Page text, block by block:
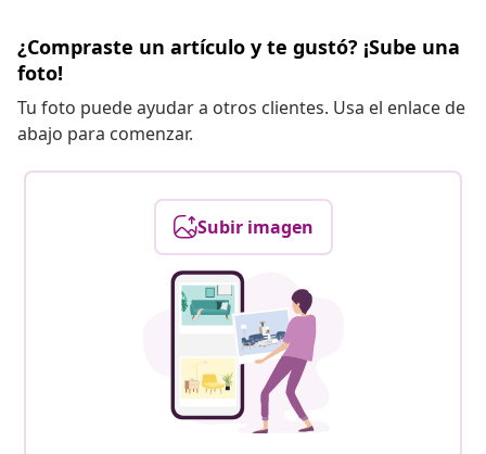
¿Compraste un artículo y te gustó? ¡Sube una
foto!
Tu foto puede ayudar a otros clientes. Usa el enlace de
abajo para comenzar.
Subir imagen